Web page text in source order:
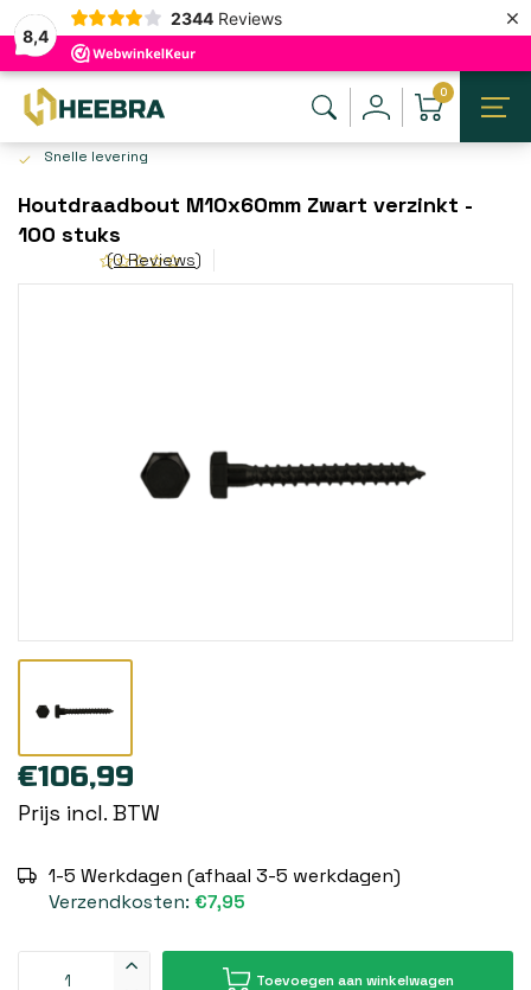
8,4
2344 Reviews ×
0
Snelle levering
Houtdraadbout M10x60mm Zwart verzinkt -
100 stuks
(0 Reviews)
€106,99
Prijs incl. BTW
1-5 Werkdagen (afhaal 3-5 werkdagen)
Verzendkosten: €7,95
Toevoegen aan winkelwagen